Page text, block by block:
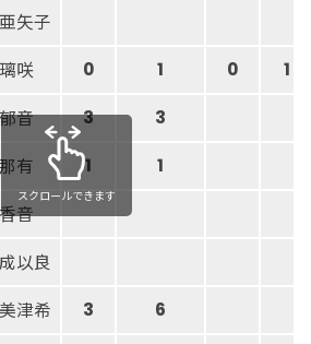
矢子
咲 0 1 0 1
音 3 3
有 1 1
音
以良
津希 3 6
スクロールできます